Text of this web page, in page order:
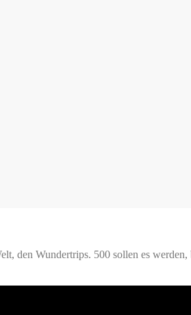
den Wundertrips. 500 sollen es